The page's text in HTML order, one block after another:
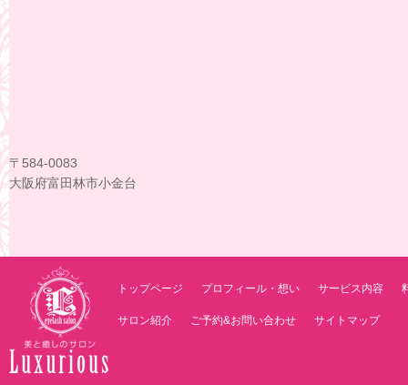
〒584-0083
大阪府富田林市小金台
トップページ プロフィール・想い サービス内容
サロン紹介 ご予約&お問い合わせ サイトマップ